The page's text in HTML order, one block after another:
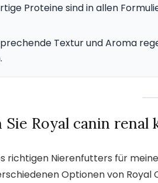
Proteine sind in allen
Textur und Aroma
Sie Royal canin
richtigen Nierenfutters für
Optionen von